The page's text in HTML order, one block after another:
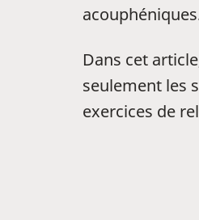
Dans cet
seulement les
exercices de